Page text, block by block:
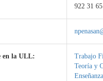
922 31
en la ULL: Trabajo
Teoría y